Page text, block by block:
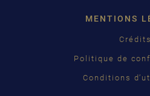
MENTIONS
Crédits
Politique de
Conditions